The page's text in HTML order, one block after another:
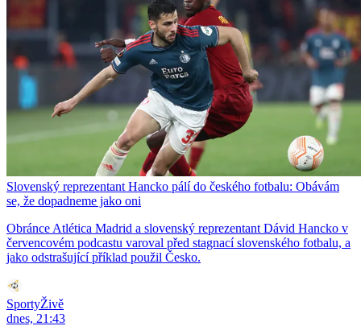
Slovenský reprezentant Hancko pálí do českého fotbalu: Obávám
se, že dopadneme jako oni
Obránce Atlética Madrid a slovenský reprezentant Dávid Hancko v
červencovém podcastu varoval před stagnací slovenského fotbalu, a
jako odstrašující příklad použil Česko.
SportyŽivě
dnes, 21:43